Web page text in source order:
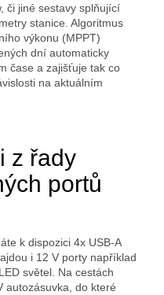
či jiné sestavy splňující
stanice. Algoritmus
výkonu (MPPT)
dní automaticky
čase a zajišťuje tak co
na aktuálním
z řady
portů
k dispozici 4x USB-A
i 12 V porty například
světel. Na cestách
autozásuvka, do které